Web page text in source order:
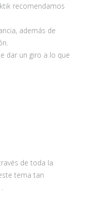
recomendamos
además de
dar un giro a lo que
de toda la
tema tan